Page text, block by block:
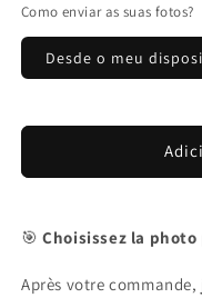
Como enviar as suas fotos?
Desde o meu
🎯Choisissez la
Après votre